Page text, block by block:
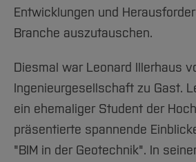
Entwicklungen und
Branche auszutauschen.
Diesmal war Leonard Illerhaus
Ingenieurgesellschaft zu Gast.
ein ehemaliger Student der
präsentierte spannende
"BIM in der Geotechnik". In